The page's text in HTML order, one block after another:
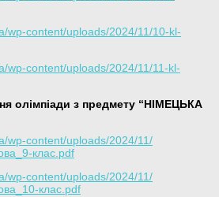
wp-content/uploads/2024/11/10-kl-
wp-content/uploads/2024/11/11-kl-
олімпіади з предмету “НІМЕЦЬКА
wp-content/uploads/2024/11/
клас.pdf
wp-content/uploads/2024/11/
клас.pdf